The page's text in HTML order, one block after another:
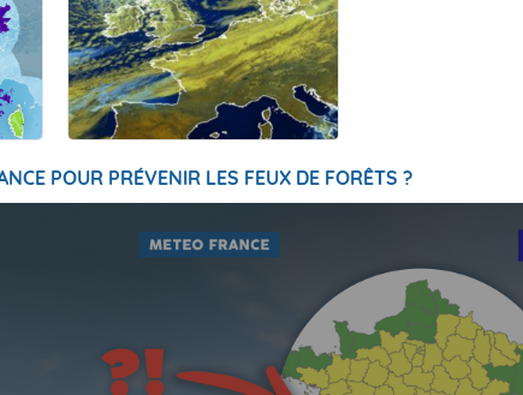
POUR PRÉVENIR LES FEUX DE FORÊTS ?